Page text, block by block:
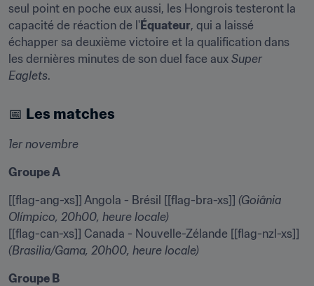
seul point en poche eux aussi, les Hongrois testeront la
capacité de réaction de l' Équateur, qui a laissé
échapper sa deuxième victoire et la qualification dans
les dernières minutes de son duel face aux Super
Eaglets.
📅 Les matches
1er novembre
Groupe A
[[flag-ang-xs]] Angola - Brésil [[flag-bra-xs]] (Goiânia
Olímpico, 20h00, heure locale)
(Brasilia/Gama, 20h00, heure locale)
Groupe B